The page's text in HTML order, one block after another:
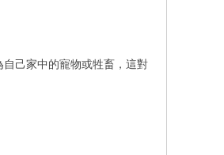
己家中的寵物或牲畜，這對